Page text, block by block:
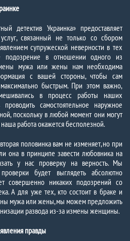
детектив Украинка» предоставляет
связанный не только со сбором
супружеской неверности в тех
подозрение в отношении одного из
мужа или жены нам необходима
с вашей стороны, чтобы сам
быстрым. При этом важно,
в процесс работы наших
самостоятельное наружное
поскольку в любой момент они могут
работа окажется бесполезной.
половинка вам не изменяет, но при
она в принципе завести любовника на
у нас проверку на верность. Мы
будет выглядеть абсолютно
совершенно никаких подозрений со
А для уже тех, кто состоит в браке и
мужа или жены, мы можем предложить
развода из-за измены женщины.
правды